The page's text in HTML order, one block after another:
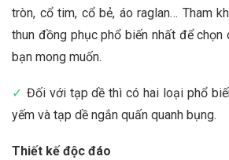
tròn, cổ tim, cổ bẻ, áo raglan… Tham
thun đồng phục phổ biến nhất để chọn
bạn mong muốn.
✓ Đối với tạp dề thì có hai loại phổ
yếm và tạp dề ngắn quấn quanh bụng.
Thiết kế độc đáo